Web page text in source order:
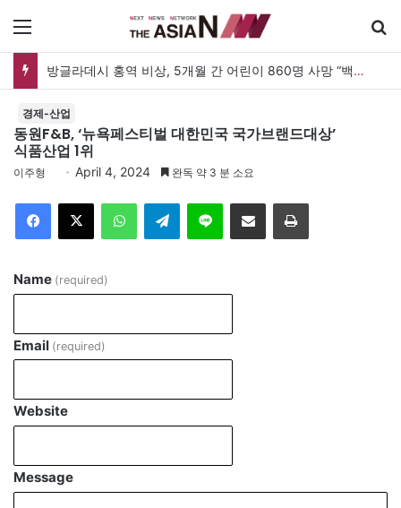
방글라데시 홍역 비상, 5개월 간 어린이 860명 사망 “백신 조달 시스템 변경이 화근”
경제-산업
동원F&B, ‘뉴욕페스티벌 대한민국 국가브랜드대상’
식품산업 1위
이주형 April 4, 2024 완독 약 3 분 소요
Telegram 이메일
Name (required)
Email (required)
Website
Message